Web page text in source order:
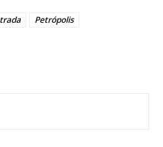
Petrópolis